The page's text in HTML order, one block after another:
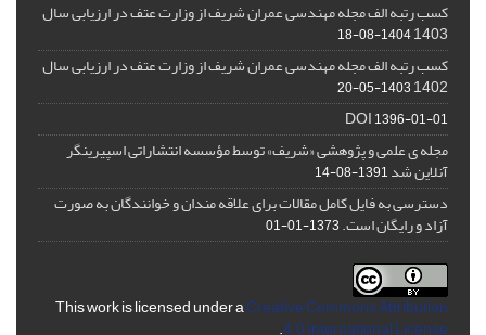
کسب رتبه الف مجله مهندسی عمران شریف از وزارت عتف در ارزیابی سال
1403
1404-08-18
کسب رتبه الف مجله مهندسی عمران شریف از وزارت عتف در ارزیابی سال
1402
1403-05-20
DOI1396-01-01
مجله ی علمی و پژوهشی «شریف» توسط مؤسسه انتشاراتی اسپیرینگر
آنلاین شد1391-08-14
دسترسی به فایل کامل مقالات برای علاقه مندان و خوانندگان به صورت
آزاد و رایگان است.1373-01-01
This work is licensed under aCreative Commons Attribution
4.0 International License
.